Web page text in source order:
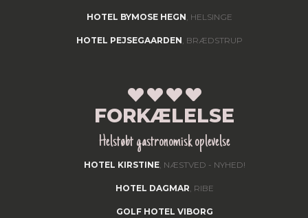
HOTEL BYMOSE HEGN, HELSINGE
HOTEL PEJSEGAARDEN, BRÆDSTRUP
FORKÆLELSE
Helstøbt gastronomisk oplevelse
HOTEL KIRSTINE, NÆSTVED - NYHED!
HOTEL DAGMAR, RIBE
GOLF HOTEL VIBORG